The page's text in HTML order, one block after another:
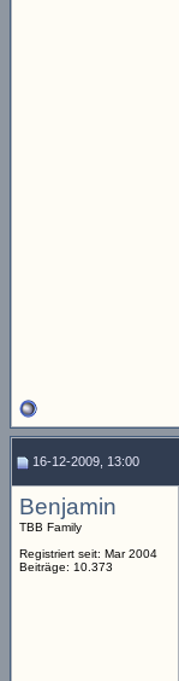
16-12-2009, 13:00
Benjamin
TBB Family
Registriert seit: Mar 2004
Beiträge: 10.373